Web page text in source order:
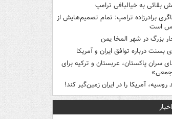
بقائی به خیالبافی ترامپ
برادرزاده ترامپ: تمام تصمیم‌هایش از
است
بزرگ در شهر المخا یمن
بسنت درباره توافق ایران و آمریکا
سران پاکستان، عربستان و ترکیه برای
جمعی»
روسیه، آمریکا را در ایران زمین‌گیر کند!